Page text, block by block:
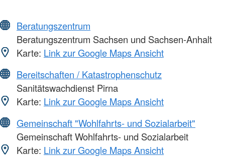
Beratungszentrum
Beratungszentrum Sachsen und Sachsen-Anhalt
Karte: Link zur Google Maps Ansicht
Bereitschaften / Katastrophenschutz
Sanitätswachdienst Pirna
Karte: Link zur Google Maps Ansicht
Gemeinschaft "Wohlfahrts- und Sozialarbeit"
Gemeinschaft Wohlfahrts- und Sozialarbeit
Karte: Link zur Google Maps Ansicht